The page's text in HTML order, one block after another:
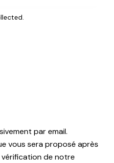
.
par email.
vous sera proposé après
de notre